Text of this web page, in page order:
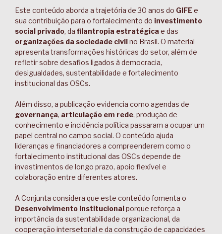
Este conteúdo aborda a trajetória de 30 anos do GIFEe
sua contribuição para o fortalecimento do investimento
social privado, da filantropia estratégica e das
organizações da sociedade civilno Brasil. O material
apresenta transformações históricas do setor, além de
refletir sobre desafios ligados à democracia,
desigualdades, sustentabilidade e fortalecimento
institucional das OSCs.
Além disso, a publicação evidencia como agendas de
governança, articulação em rede, produção de
conhecimento e incidência política passaram a ocupar um
papel central no campo social. O conteúdo ajuda
lideranças e financiadores a compreenderem como o
fortalecimento institucional das OSCs depende de
investimentos de longo prazo, apoio flexível e
colaboração entre diferentes atores.
A Conjunta considera que este conteúdo fomenta o
Desenvolvimento Institucionalporque reforça a
importância da sustentabilidade organizacional, da
cooperação intersetorial e da construção de capacidades